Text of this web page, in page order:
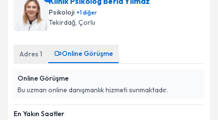
Psikoloji +1diğer
Tekirdağ, Çorlu
Adres 1 Online Görüşme
Online Görüşme
Bu uzman online danışmanlık hizmeti sunmaktadır.
En Yakın Saatler